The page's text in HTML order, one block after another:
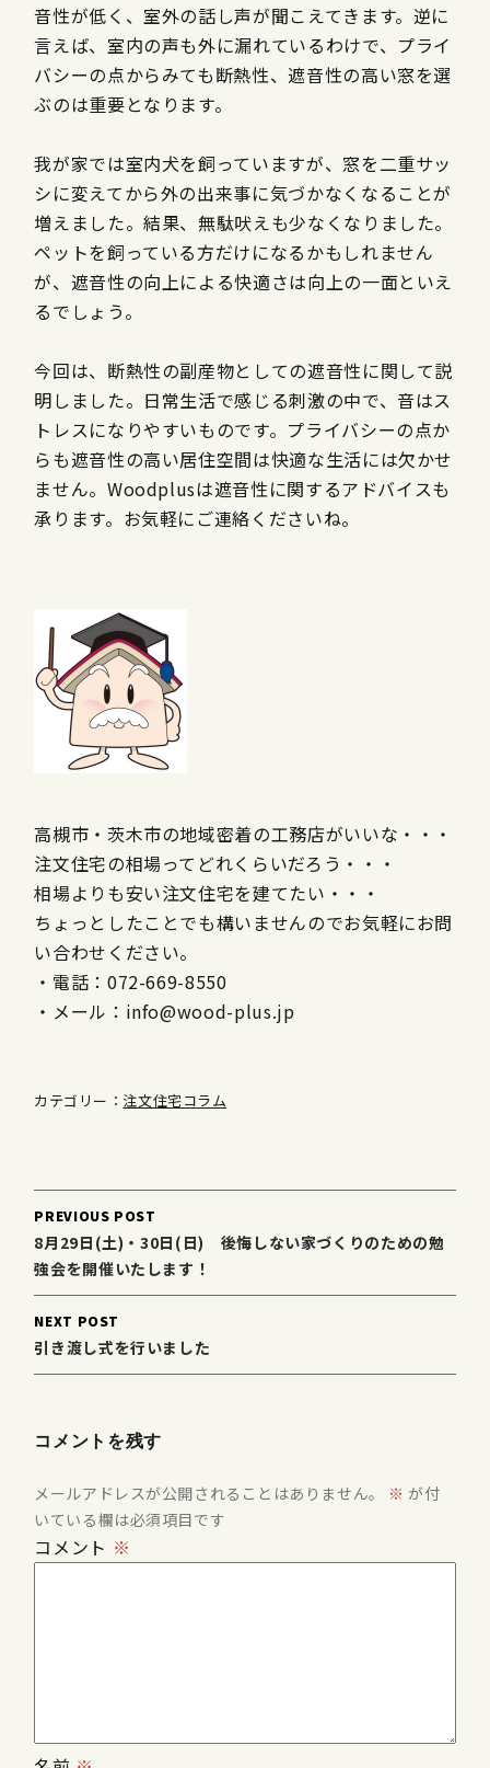
音性が低く、室外の話し声が聞こえてきます。逆に
言えば、室内の声も外に漏れているわけで、プライ
バシーの点からみても断熱性、遮音性の高い窓を選
ぶのは重要となります。
我が家では室内犬を飼っていますが、窓を二重サッ
シに変えてから外の出来事に気づかなくなることが
増えました。結果、無駄吠えも少なくなりました。
ペットを飼っている方だけになるかもしれません
が、遮音性の向上による快適さは向上の一面といえ
るでしょう。
今回は、断熱性の副産物としての遮音性に関して説
明しました。日常生活で感じる刺激の中で、音はス
トレスになりやすいものです。プライバシーの点か
らも遮音性の高い居住空間は快適な生活には欠かせ
ません。Woodplusは遮音性に関するアドバイスも
承ります。お気軽にご連絡くださいね。
高槻市・茨木市の地域密着の工務店がいいな・・・
注文住宅の相場ってどれくらいだろう・・・
相場よりも安い注文住宅を建てたい・・・
ちょっとしたことでも構いませんのでお気軽にお問
い合わせください。
・電話：072-669-8550
・メール：info@wood-plus.jp
カテゴリー： 注文住宅コラム
Post
navigation
PREVIOUS POST
8月29日(土)・30日(日) 後悔しない家づくりのための勉
強会を開催いたします！
NEXT POST
引き渡し式を行いました
コメントを残す
メールアドレスが公開されることはありません。 ※ が付
いている欄は必須項目です
コメント ※